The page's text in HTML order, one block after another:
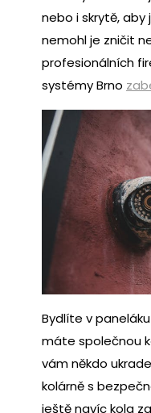
nebo i skrytě,
nemohl je zničit
profesionálních
systémy Brno
Bydlíte v
máte společnou
vám někdo
kolárně s
ještě navíc kola